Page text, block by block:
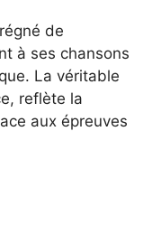
de
à ses chansons
La véritable
reflète la
aux épreuves